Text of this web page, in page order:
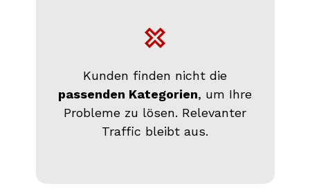
Kunden finden nicht die
passenden Kategorien, um Ihre
Probleme zu lösen. Relevanter
Traffic bleibt aus.